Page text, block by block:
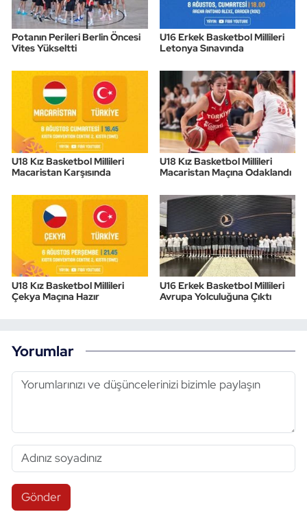
Potanın Perileri Berlin Öncesi
Vites Yükseltti
U16 Erkek Basketbol Millileri
Letonya Sınavında
U18 Kız Basketbol Millileri
Macaristan Karşısında
U18 Kız Basketbol Millileri
Macaristan Maçına Odaklandı
U18 Kız Basketbol Millileri
Çekya Maçına Hazır
U16 Erkek Basketbol Millileri
Avrupa Yolculuğuna Çıktı
Yorumlar
Gönder
Triatlon
Vücut Geliştirme Fitness
Wushu Kungfu
Yelken
Yüzme